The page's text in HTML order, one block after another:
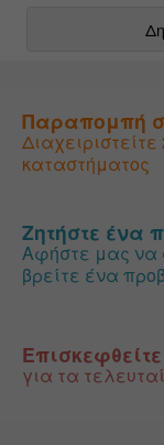
Παραπομπή
καταστήματος
Ζητήστε ένα
Αφήστε μας να
βρείτε ένα
για τα